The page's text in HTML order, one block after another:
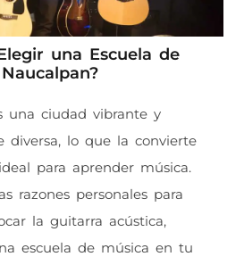
una Escuela de
una ciudad vibrante y
diversa, lo que la convierte
para aprender música.
razones personales para
la guitarra acústica,
escuela de música en tu